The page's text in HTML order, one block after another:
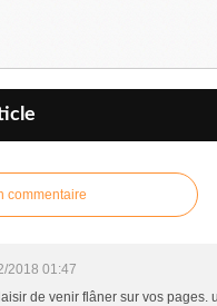
commentaire
2018 01:47
de venir flâner sur vos